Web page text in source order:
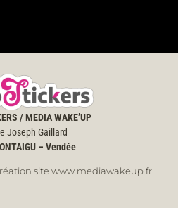
/ MEDIA WAKE’UP
Joseph Gaillard
– Vendée
site www.mediawakeup.fr